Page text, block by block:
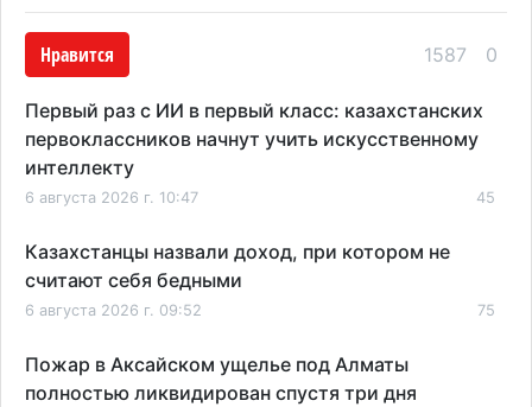
Нравится 1587 0
Первый раз с ИИ в первый класс: казахстанских
первоклассников начнут учить искусственному
интеллекту
6 августа 2026 г. 10:47 45
Казахстанцы назвали доход, при котором не
считают себя бедными
6 августа 2026 г. 09:52 75
Пожар в Аксайском ущелье под Алматы
полностью ликвидирован спустя три дня